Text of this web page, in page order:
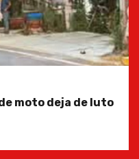
moto deja de luto